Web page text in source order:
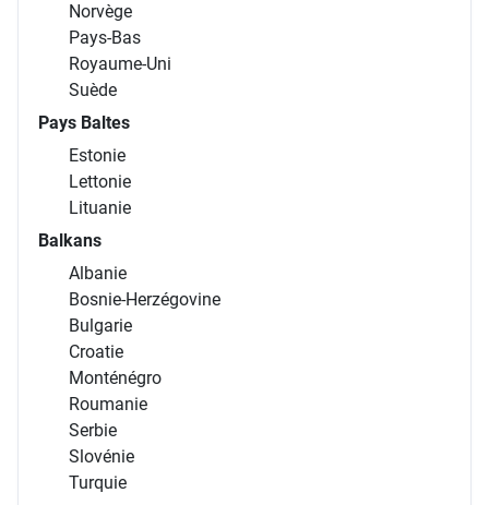
Norvège
Pays-Bas
Royaume-Uni
Suède
Pays Baltes
Estonie
Lettonie
Lituanie
Balkans
Albanie
Bosnie-Herzégovine
Bulgarie
Croatie
Monténégro
Roumanie
Serbie
Slovénie
Turquie